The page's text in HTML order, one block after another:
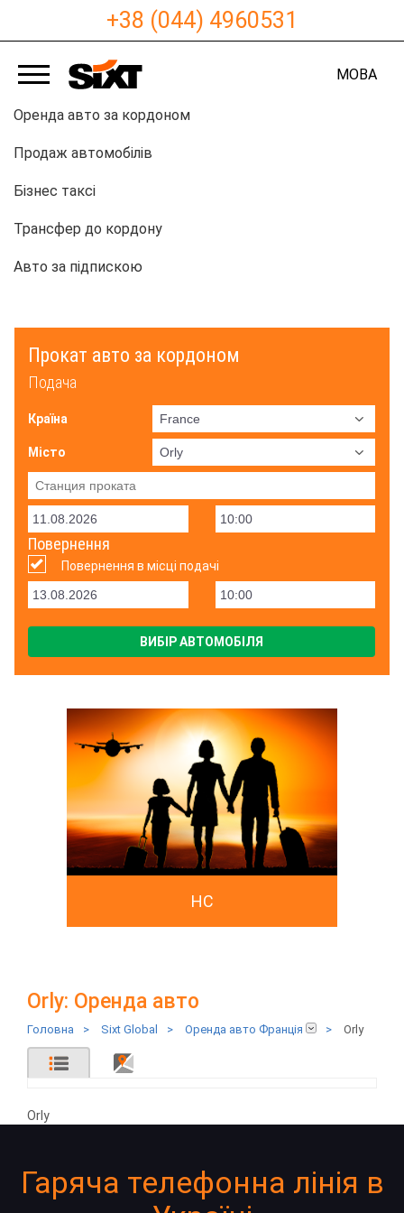
+38 (044) 4960531
МОВА
Оренда авто за кордоном
Продаж автомобілів
Бізнес таксі
Трансфер до кордону
Авто за підпискою
Прокат авто за кордоном
Подача
Країна
Місто
Повернення
Повернення в місці подачі
ВИБІР АВТОМОБІЛЯ
HC
Orly: Оренда авто
Головна > Sixt Global > Оренда авто Франція > Orly
Orly
Гаряча телефонна лінія в